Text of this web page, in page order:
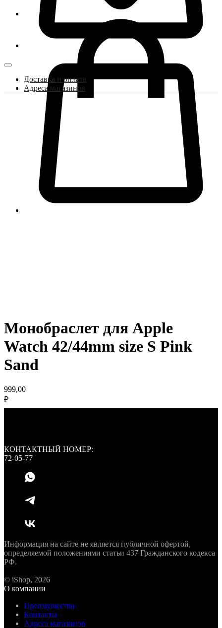
Доставка и оплата
Адреса магазинов
Монобраслет для Apple
Watch 42/44mm size S Pink
Sand
999,00
₽
КОНТАКТНЫЙ НОМЕР:
72-05-77
Информация на сайте не является публичной офертой,
определяемой положениями статьи 437 Гражданского кодекса
РФ.
© iShop, 2026
О компании
Преимущества
Контакты
Адреса магазинов